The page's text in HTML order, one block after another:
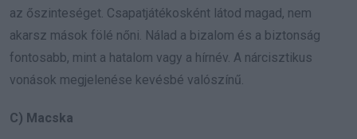
az őszinteséget. Csapatjátékosként látod magad, nem
akarsz mások fölé nőni. Nálad a bizalom és a biztonság
fontosabb, mint a hatalom vagy a hírnév. A nárcisztikus
vonások megjelenése kevésbé valószínű.
C) Macska